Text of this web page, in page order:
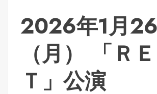
2026年1月
（月） 「Ｒ
Ｔ」公演